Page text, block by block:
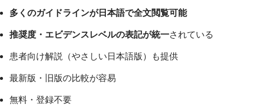
多くのガイドラインが日本語で全文閲覧可能
推奨度・エビデンスレベルの表記が統一されている
患者向け解説（やさしい日本語版）も提供
最新版・旧版の比較が容易
無料・登録不要